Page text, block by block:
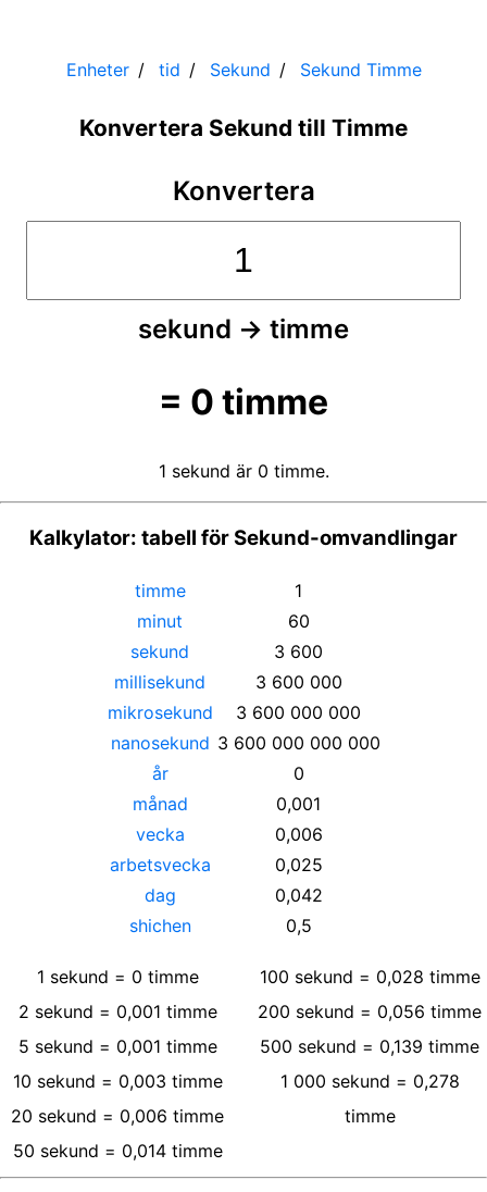
Enheter tid Sekund Sekund Timme
Konvertera Sekund till Timme
Konvertera
sekund → timme
= 0 timme
1 sekund är 0 timme.
Kalkylator: tabell för Sekund-omvandlingar
timme
1
minut
60
sekund
3 600
millisekund
3 600 000
mikrosekund
3 600 000 000
nanosekund 3 600 000 000 000
år
0
månad
0,001
vecka
0,006
arbetsvecka
0,025
dag
0,042
shichen
0,5
1 sekund = 0 timme
2 sekund = 0,001 timme
5 sekund = 0,001 timme
10 sekund = 0,003 timme
20 sekund = 0,006 timme
50 sekund = 0,014 timme
100 sekund = 0,028 timme
200 sekund = 0,056 timme
500 sekund = 0,139 timme
1 000 sekund = 0,278
timme